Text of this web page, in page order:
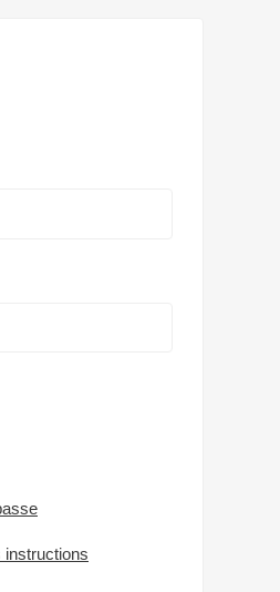
instructions